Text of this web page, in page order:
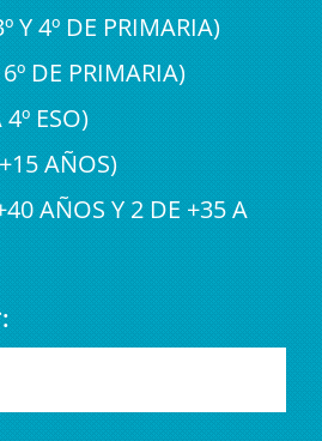
Y 4º DE PRIMARIA)
DE PRIMARIA)
ESO)
AÑOS)
AÑOS Y 2 DE +35 A